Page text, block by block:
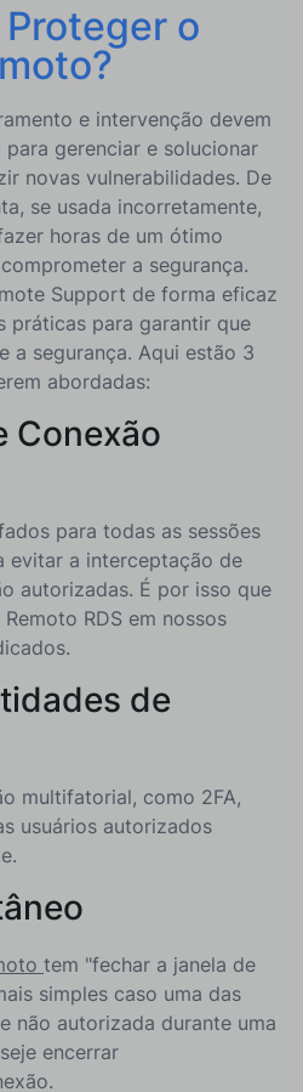
o
e intervenção devem
gerenciar e solucionar
novas vulnerabilidades. De
se usada incorretamente,
horas de um ótimo
a segurança.
Support de forma eficaz
práticas para garantir que
a segurança. Aqui estão 3
abordadas:
Conexão
para todas as sessões
evitar a interceptação de
autorizadas. É por isso que
RDS em nossos
de
multifatorial, como 2FA,
usuários autorizados
tem "fechar a janela de
simples caso uma das
não autorizada durante uma
encerrar